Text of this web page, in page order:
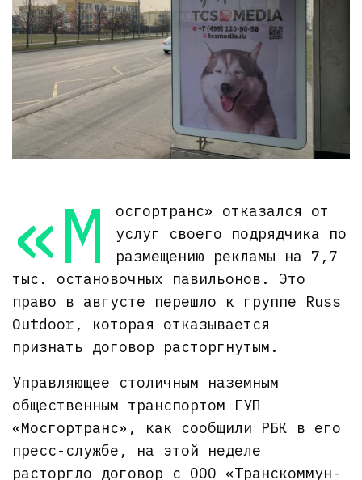
«М
осгортранс» отказался от
услуг своего подрядчика по
размещению рекламы на 7,7
тыс. остановочных павильонов. Это
право в августе перешло к группе Russ
Outdoor, которая отказывается
признать договор расторгнутым.
Управляющее столичным наземным
общественным транспортом ГУП
«Мосгортранс», как сообщили РБК в его
пресс-службе, на этой неделе
расторгло договор с ООО «Транскоммун-